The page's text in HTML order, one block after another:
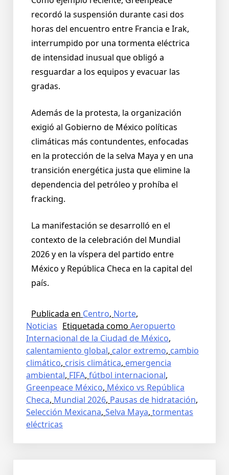
recordó la suspensión durante casi dos
horas del encuentro entre Francia e Irak,
interrumpido por una tormenta eléctrica
de intensidad inusual que obligó a
resguardar a los equipos y evacuar las
gradas.
Además de la protesta, la organización
exigió al Gobierno de México políticas
climáticas más contundentes, enfocadas
en la protección de la selva Maya y en una
transición energética justa que elimine la
dependencia del petróleo y prohíba el
fracking.
La manifestación se desarrolló en el
contexto de la celebración del Mundial
2026 y en la víspera del partido entre
México y República Checa en la capital del
país.
Publicada en Centro, Norte,
Noticias Etiquetada como Aeropuerto
Internacional de la Ciudad de México,
calentamiento global, calor extremo, cambio
climático, crisis climática, emergencia
ambiental, FIFA, fútbol internacional,
Greenpeace México, México vs República
Checa, Mundial 2026, Pausas de hidratación,
Selección Mexicana, Selva Maya, tormentas
eléctricas